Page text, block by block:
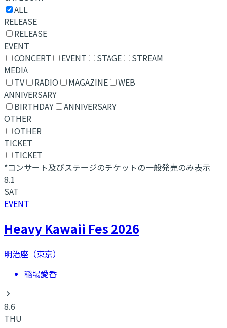
ALL
RELEASE
RELEASE
EVENT
CONCERT
EVENT STAGE
STREAM
MEDIA
TV
RADIO MAGAZINE
WEB
ANNIVERSARY
BIRTHDAY
ANNIVERSARY
OTHER
OTHER
TICKET
TICKET
*コンサート及びステージのチケットの一般発売のみ表示
8.1
SAT
EVENT
Heavy Kawaii Fes 2026
明治座（東京）
稲場愛香
8.6
THU